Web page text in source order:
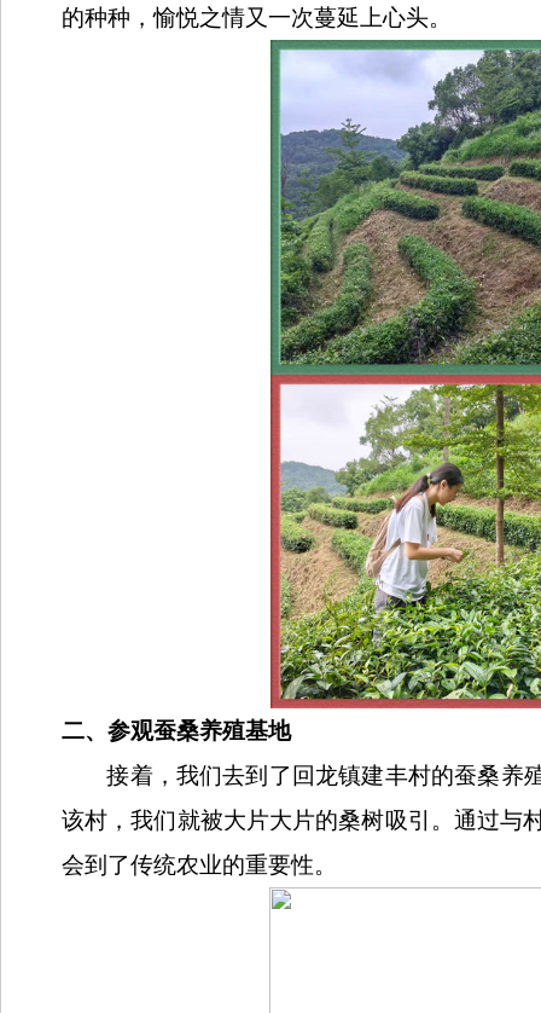
的种种，愉悦之情又一次蔓延上心头。
二、参观蚕桑养殖基地
接着，我们去到了回龙镇建丰村的蚕桑养
该村，我们就被大片大片的桑树吸引。通过与
会到了传统农业的重要性。